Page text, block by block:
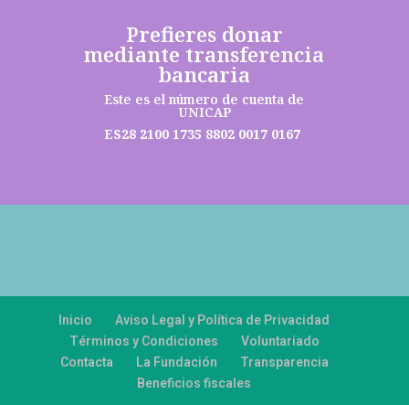
Prefieres donar
mediante transferencia
bancaria
Este es el número de cuenta de
UNICAP
ES28 2100 1735 8802 0017 0167
Inicio
Aviso Legal y Política de Privacidad
Términos y Condiciones
Voluntariado
Contacta
La Fundación
Transparencia
Beneficios fiscales